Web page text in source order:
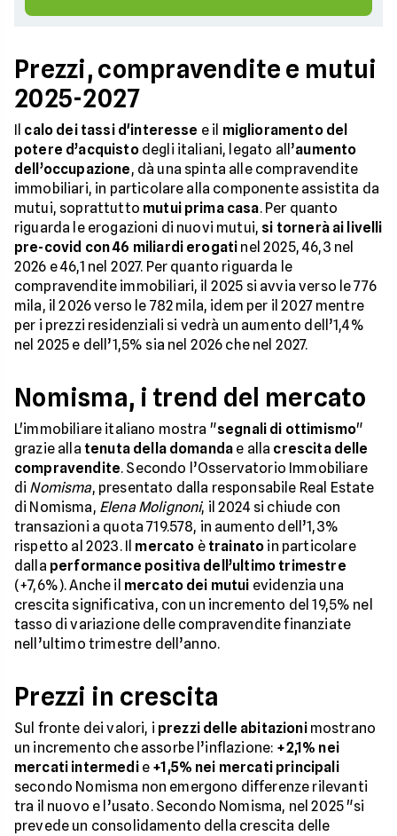
Prezzi, compravendite e mutui
2025-2027
Il calo dei tassi d'interesse e il miglioramento del
potere d’acquistodegli italiani, legato all’aumento
dell’occupazione, dà una spinta alle compravendite
immobiliari, in particolare alla componente assistita da
mutui, soprattutto mutui prima casa. Per quanto
riguarda le erogazioni di nuovi mutui, si tornerà ai livelli
pre-covid con 46 miliardi erogati nel 2025, 46,3 nel
2026 e 46,1 nel 2027. Per quanto riguarda le
compravendite immobiliari, il 2025 si avvia verso le 776
mila, il 2026 verso le 782 mila, idem per il 2027 mentre
per i prezzi residenziali si vedrà un aumento dell’1,4%
nel 2025 e dell’1,5% sia nel 2026 che nel 2027.
Nomisma, i trend del mercato
L'immobiliare italiano mostra "segnali di ottimismo"
grazie alla tenuta della domanda e alla crescita delle
compravendite. Secondo l’Osservatorio Immobiliare
di Nomisma, presentato dalla responsabile Real Estate
di Nomisma, Elena Molignoni, il 2024 si chiude con
transazioni a quota 719.578, in aumento dell’1,3%
rispetto al 2023. Il mercato è trainato in particolare
dalla performance positiva dell’ultimo trimestre
(+7,6%). Anche il mercato dei mutui evidenzia una
crescita significativa, con un incremento del 19,5% nel
tasso di variazione delle compravendite finanziate
nell’ultimo trimestre dell’anno.
Prezzi in crescita
Sul fronte dei valori, i prezzi delle abitazionimostrano
un incremento che assorbe l’inflazione: +2,1% nei
mercati intermedie +1,5% nei mercati principali
secondo Nomisma non emergono differenze rilevanti
tra il nuovo e l’usato. Secondo Nomisma, nel 2025 "si
prevede un consolidamento della crescita delle